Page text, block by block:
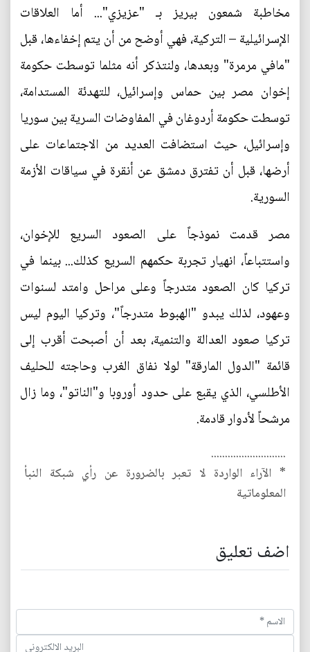
مخاطبة شمعون بيريز بـ "عزيزي"... أما العلاقات
الإسرائيلية – التركية، فهي أوضح من أن يتم إخفاءها، قبل
"مافي مرمرة" وبعدها، ولنتذكر أنه مثلما توسطت حكومة
إخوان مصر بين حماس وإسرائيل، للتهدئة المستدامة،
توسطت حكومة أردوغان في المفاوضات السرية بين سوريا
وإسرائيل، حيث استضافت العديد من الاجتماعات على
أرضها، قبل أن تفترق دمشق عن أنقرة في سياقات الأزمة
السورية.
مصر قدمت نموذجاً على الصعود السريع للإخوان،
واستتباعاً، انهيار تجربة حكمهم السريع كذلك... بينما في
تركيا كان الصعود متدرجاً وعلى مراحل وامتد لسنوات
وعهود، لذلك يبدو "الهبوط متدرجاً"، وتركيا اليوم ليس
تركيا صعود العدالة والتنمية، بعد أن أصبحت أقرب إلى
قائمة "الدول المارقة" لولا نفاق الغرب وحاجته للحليف
الأطلسي، الذي يقبع على حدود أوروبا و"الناتو"، وما زال
مرشحاً لأدوار قادمة.
...........................
* الآراء الواردة لا تعبر بالضرورة عن رأي شبكة النبأ
المعلوماتية
اضف تعليق